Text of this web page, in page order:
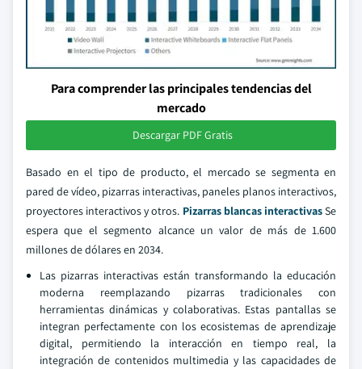
Para comprender las principales tendencias del
mercado
Descargar PDF Gratis
Basado en el tipo de producto, el mercado se segmenta en
pared de vídeo, pizarras interactivas, paneles planos interactivos,
proyectores interactivos y otros. Pizarras blancas interactivasSe
espera que el segmento alcance un valor de más de 1.600
millones de dólares en 2034.
Las pizarras interactivas están transformando la educación
moderna reemplazando pizarras tradicionales con
herramientas dinámicas y colaborativas. Estas pantallas se
integran perfectamente con los ecosistemas de aprendizaje
digital, permitiendo la interacción en tiempo real, la
integración de contenidos multimedia y las capacidades de